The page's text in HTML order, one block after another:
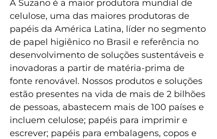
A Suzano é a maior produtora mundial de
celulose, uma das maiores produtoras de
papéis da América Latina, líder no segmento
de papel higiênico no Brasil e referência no
desenvolvimento de soluções sustentáveis e
inovadoras a partir de matéria-prima de
fonte renovável. Nossos produtos e soluções
estão presentes na vida de mais de 2 bilhões
de pessoas, abastecem mais de 100 países e
incluem celulose; papéis para imprimir e
escrever; papéis para embalagens, copos e